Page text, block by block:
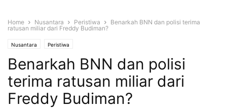
Home Nusantara Peristiwa
Benarkah BNN dan polisi terima
ratusan miliar dari Freddy Budiman?
Nusantara Peristiwa
Benarkah BNN dan polisi
terima ratusan miliar dari
Freddy Budiman?